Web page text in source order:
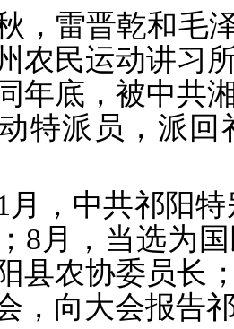
，雷晋乾和毛
农民运动讲习
年底，被中共
特派员，派
月，中共祁阳
8月，当选为
县农协委员长
，向大会报告